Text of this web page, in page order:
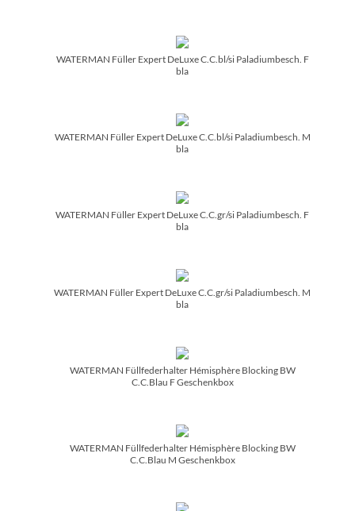
WATERMAN Füller Expert DeLuxe C.C.bl/­si Paladiumbesch. F
bla
WATERMAN Füller Expert DeLuxe C.C.bl/­si Paladiumbesch. M
bla
WATERMAN Füller Expert DeLuxe C.C.gr/­si Paladiumbesch. F
bla
WATERMAN Füller Expert DeLuxe C.C.gr/­si Paladiumbesch. M
bla
WATERMAN Füllfederhalter Hémisphère Blocking BW
C.C.Blau F Geschenkbox
WATERMAN Füllfederhalter Hémisphère Blocking BW
C.C.Blau M Geschenkbox